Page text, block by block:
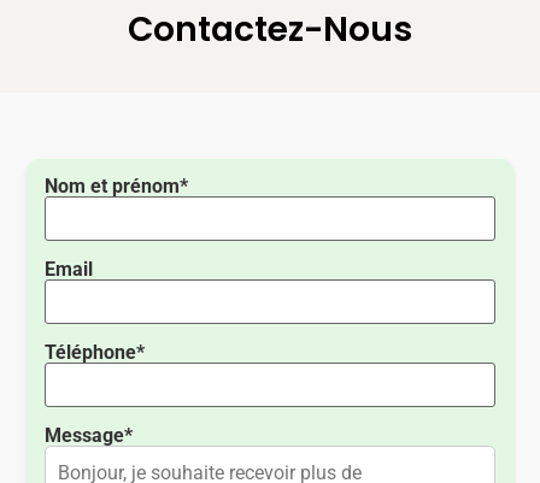
Contactez-Nous
Nom et prénom*
Email
Téléphone*
Message*